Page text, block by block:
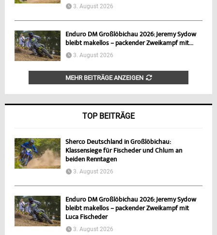
3. August 2026
Enduro DM Großlöbichau 2026: Jeremy Sydow
bleibt makellos – packender Zweikampf mit...
3. August 2026
MEHR BEITRÄGE ANZEIGEN
TOP BEITRÄGE
Sherco Deutschland in Großlöbichau:
Klassensiege für Fischeder und Chlum an
beiden Renntagen
3. August 2026
Enduro DM Großlöbichau 2026: Jeremy Sydow
bleibt makellos – packender Zweikampf mit
Luca Fischeder
3. August 2026